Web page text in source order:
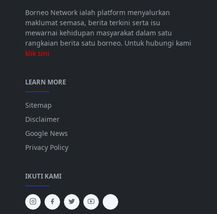
Borneo Network ialah platform menyalurkan
maklumat semasa, berita terkini serta isu
mewarnai kehidupan masyarakat dalam satu
rangkaian berita satu borneo. Untuk hubungi kami
klik sini
LEARN MORE
Sitemap
Disclaimer
Google News
Privacy Policy
IKUTI KAMI